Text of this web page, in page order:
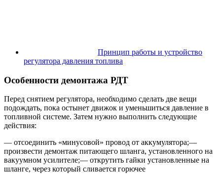
Принцип работы и устройство
регулятора давления топлива
Особенности демонтажа РДТ
Перед снятием регулятора, необходимо сделать две вещи
подождать, пока остынет движок и уменьшиться давление в
топливной системе. Затем нужно выполнить следующие
действия:
— отсоединить «минусовой» провод от аккумулятора;—
произвести демонтаж питающего шланга, установленного на
вакуумном усилителе;— открутить гайки установленные на
шланге, через который сливается горючее